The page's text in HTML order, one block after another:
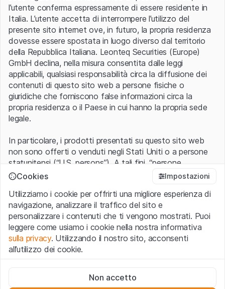
Errore del server.
l’utente conferma espressamente di essere residente in
Italia. L’utente accetta di interrompere l’utilizzo del
presente sito internet ove, in futuro, la propria residenza
dovesse essere spostata in luogo diverso dal territorio
della Repubblica Italiana. Leonteq Securities (Europe)
GmbH declina, nella misura consentita dalle leggi
applicabili, qualsiasi responsabilità circa la diffusione dei
contenuti di questo sito web a persone fisiche o
giuridiche che forniscono false informazioni circa la
propria residenza o il Paese in cui hanno la propria sede
legale.
In particolare, i prodotti presentati su questo sito web
non sono offerti o venduti negli Stati Uniti o a persone
statunitensi (“U.S. persons”). A tali fini, “persone
statunitensi” vanno intese nel significato ad esse ascritto
1933 che include le persone residenti negli Stati Uniti
d’America, le società per azioni e le altre forme societarie
americane.
Condizioni di utilizzo e informazioni legali
Con l’accesso al sito web (di seguito, il “Sito”) si dichiara
avvertenze importanti e le condizioni di utilizzo ivi rese
Cookies Impostazioni
Utilizziamo i cookie per offrirti una migliore esperienza di
navigazione, analizzare il traffico del sito e
personalizzare i contenuti che ti vengono mostrati. Puoi
leggere come usiamo i cookie nella nostra informativa
sulla privacy. Utilizzando il nostro sito, acconsenti
all’utilizzo dei cookie.
Questi cookie sono necessari per il funzionamento del sito
Non accetto